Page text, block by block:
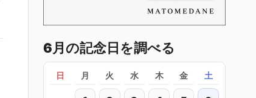
6月の記念日を調べる
日 月 火 水 木 金 土